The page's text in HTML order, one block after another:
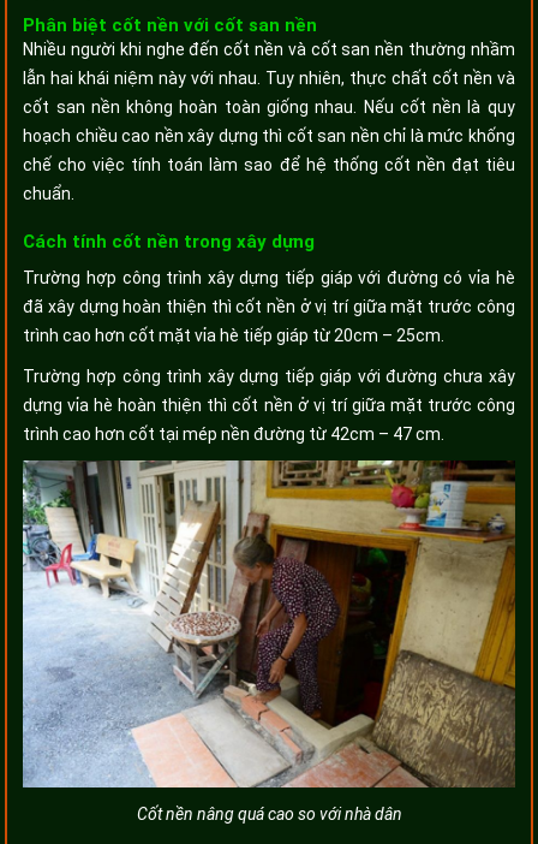
Phân biệt cốt nền với cốt san nền
Nhiều người khi nghe đến cốt nền và cốt san nền thường nhầm
lẫn hai khái niệm này với nhau. Tuy nhiên, thực chất cốt nền và
cốt san nền không hoàn toàn giống nhau. Nếu cốt nền là quy
hoạch chiều cao nền xây dựng thì cốt san nền chỉ là mức khống
chế cho việc tính toán làm sao để hệ thống cốt nền đạt tiêu
chuẩn.
Cách tính cốt nền trong xây dựng
Trường hợp công trình xây dựng tiếp giáp với đường có vỉa hè
đã xây dựng hoàn thiện thì cốt nền ở vị trí giữa mặt trước công
trình cao hơn cốt mặt vỉa hè tiếp giáp từ 20cm – 25cm.
Trường hợp công trình xây dựng tiếp giáp với đường chưa xây
dựng vỉa hè hoàn thiện thì cốt nền ở vị trí giữa mặt trước công
trình cao hơn cốt tại mép nền đường từ 42cm – 47 cm.
Cốt nền nâng quá cao so với nhà dân